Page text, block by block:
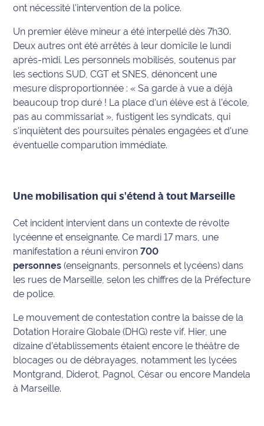
International
Défense
Municipales
2026
Contenus
de la
Coup de
coeur
Fil
rouge
de Jeff
C'est
mon
ont nécessité l'intervention de la police.
Un premier élève mineur a été interpellé dès 7h30.
Deux autres ont été arrêtés à leur domicile le lundi
après-midi. Les personnels mobilisés, soutenus par
les sections SUD, CGT et SNES, dénoncent une
mesure disproportionnée :« Sa garde à vue a déjà
beaucoup trop duré ! La place d’un élève est à l’école,
pas au commissariat » , fustigent les syndicats, qui
s'inquiètent des poursuites pénales engagées et d'une
éventuelle comparution immédiate.
Une mobilisation qui s'étend à tout Marseille
Cet incident intervient dans un contexte de révolte
lycéenne et enseignante. Ce mardi 17 mars, une
manifestation a réuni environ700
personnes (enseignants, personnels et lycéens) dans
les rues de Marseille, selon les chiffres de la Préfecture
de police.
Le mouvement de contestation contre la baisse de la
Dotation Horaire Globale (DHG) reste vif. Hier, une
dizaine d’établissements étaient encore le théâtre de
blocages ou de débrayages, notamment les lycées
Montgrand, Diderot, Pagnol,César ou encore Mandela
à Marseille.